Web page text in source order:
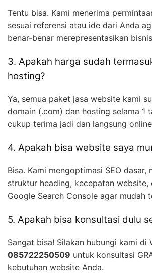
Tentu bisa. Kami menerima
sesuai referensi atau ide dari Anda
benar-benar merepresentasikan
3. Apakah harga sudah
hosting?
Ya, semua paket jasa website kami
domain (.com) dan hosting selama 1
cukup terima jadi dan langsung
4. Apakah bisa website saya
Bisa. Kami mengoptimasi SEO dasar,
struktur heading, kecepatan website,
Google Search Console agar mudah
5. Apakah bisa konsultasi dulu
Sangat bisa! Silakan hubungi kami di
085722250509 untuk konsultasi
kebutuhan website Anda.